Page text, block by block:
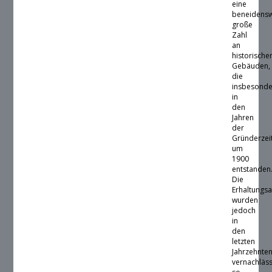
eine
große
Zahl
an
Gebäuden,
die
in
den
Jahren
der
um
1900
Die
wurden
jedoch
in
den
letzten